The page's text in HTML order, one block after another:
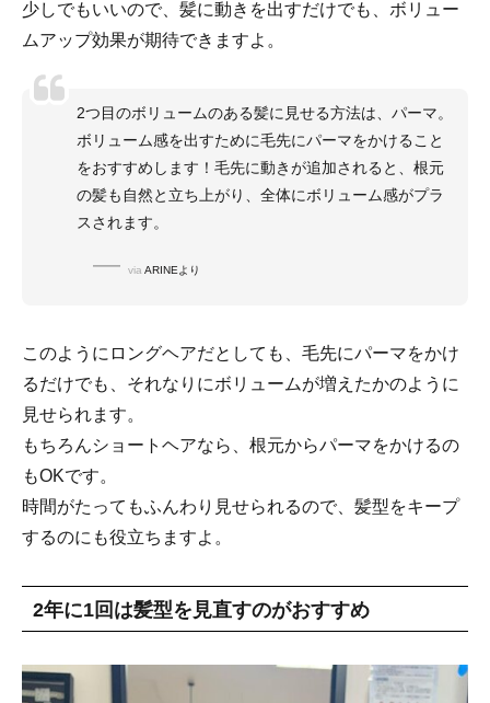
少しでもいいので、髪に動きを出すだけでも、ボリュー
ムアップ効果が期待できますよ。
2つ目のボリュームのある髪に見せる方法は、パーマ。
ボリューム感を出すために毛先にパーマをかけること
をおすすめします！毛先に動きが追加されると、根元
の髪も自然と立ち上がり、全体にボリューム感がプラ
スされます。
via ARINEより
このようにロングヘアだとしても、毛先にパーマをかけ
るだけでも、それなりにボリュームが増えたかのように
見せられます。
もちろんショートヘアなら、根元からパーマをかけるの
もOKです。
時間がたってもふんわり見せられるので、髪型をキープ
するのにも役立ちますよ。
2年に1回は髪型を見直すのがおすすめ